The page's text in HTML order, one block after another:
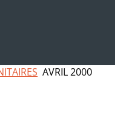
AVRIL 2000